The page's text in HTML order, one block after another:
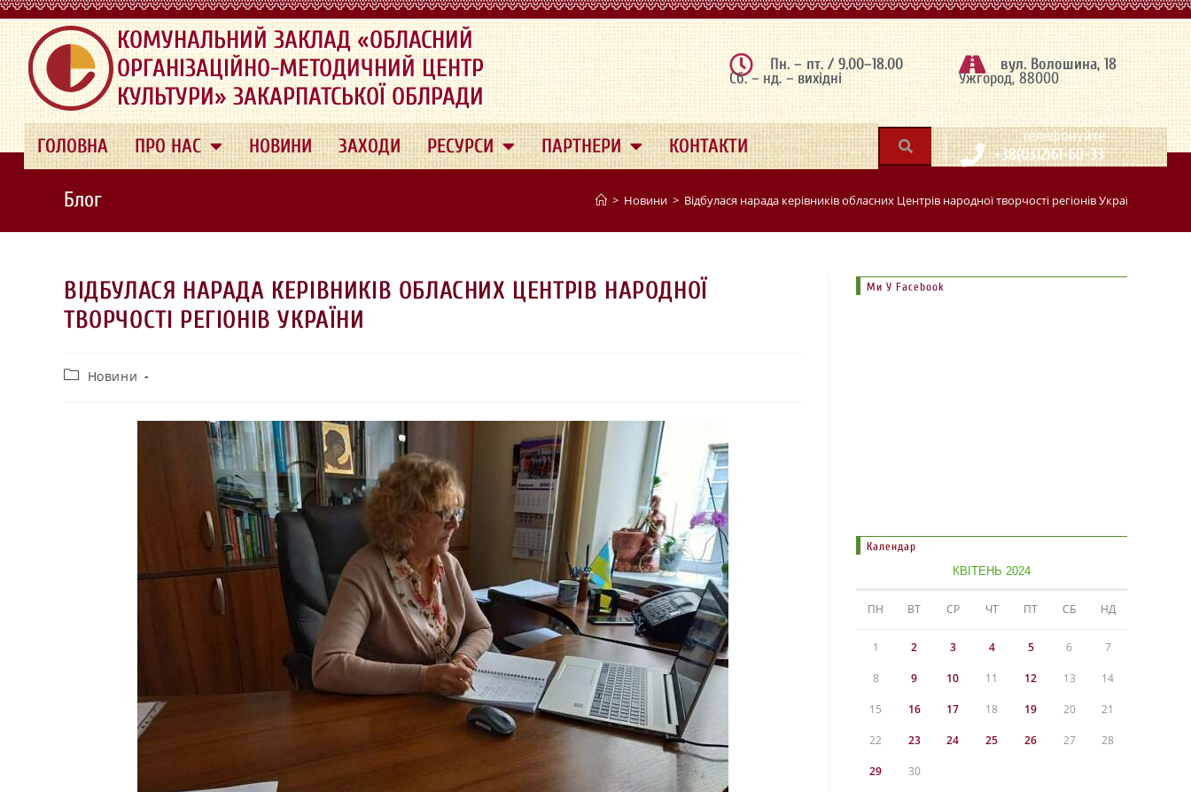
.
КОМУНАЛЬНИЙ ЗАКЛАД «ОБЛАСНИЙ
ОРГАНІЗАЦІЙНО-МЕТОДИЧНИЙ ЦЕНТР
КУЛЬТУРИ» ЗАКАРПАТСЬКОЇ ОБЛРАДИ
Пн. – пт. / 9.00–18.00
Сб. – нд. – вихідні
вул. Волошина, 18
Ужгород, 88000
ГОЛОВНА ПРО НАС НОВИНИ ЗАХОДИ РЕСУРСИ ПАРТНЕРИ КОНТАКТИ | телефонуйте
+38(0312)61-60-33
Блог > Новини > Відбулася нарада керівників обласних Центрів народної творчості регіонів України
ВІДБУЛАСЯ НАРАДА КЕРІВНИКІВ ОБЛАСНИХ ЦЕНТРІВ НАРОДНОЇ
ТВОРЧОСТІ РЕГІОНІВ УКРАЇНИ
Новини
Ми У Facebook
Календар
КВІТЕНЬ 2024
ПН ВТ СР ЧТ ПТ СБ НД
1 2 3 4 5 6 7
8 9 10 11 12 13 14
15 16 17 18 19 20 21
22 23 24 25 26 27 28
29 30